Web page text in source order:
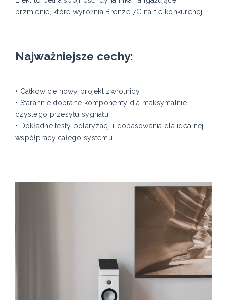
brzmienie, które wyróżnia Bronze 7G na tle konkurencji.
Najważniejsze cechy:
• Całkowicie nowy projekt zwrotnicy
• Starannie dobrane komponenty dla maksymalnie
czystego przesyłu sygnału
• Dokładne testy polaryzacji i dopasowania dla idealnej
współpracy całego systemu